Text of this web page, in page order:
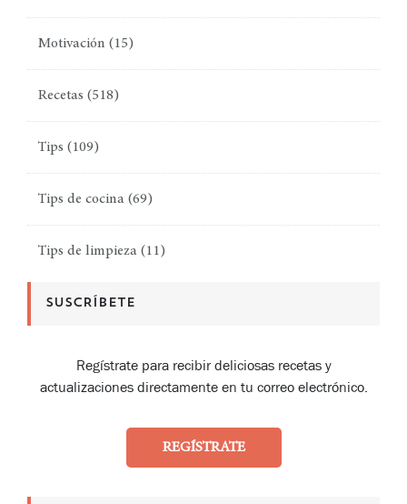
Motivación (15)
Recetas (518)
Tips (109)
Tips de cocina (69)
Tips de limpieza (11)
SUSCRÍBETE
Regístrate para recibir deliciosas recetas y
actualizaciones directamente en tu correo electrónico.
REGÍSTRATE